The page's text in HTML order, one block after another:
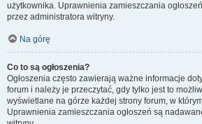
użytkownika. Uprawnienia zamieszczania
przez administratora witryny.
Na górę
Co to są ogłoszenia?
Ogłoszenia często zawierają ważne informacje
forum i należy je przeczytać, gdy tylko jest to
wyświetlane na górze każdej strony forum, w
Uprawnienia zamieszczania ogłoszeń są